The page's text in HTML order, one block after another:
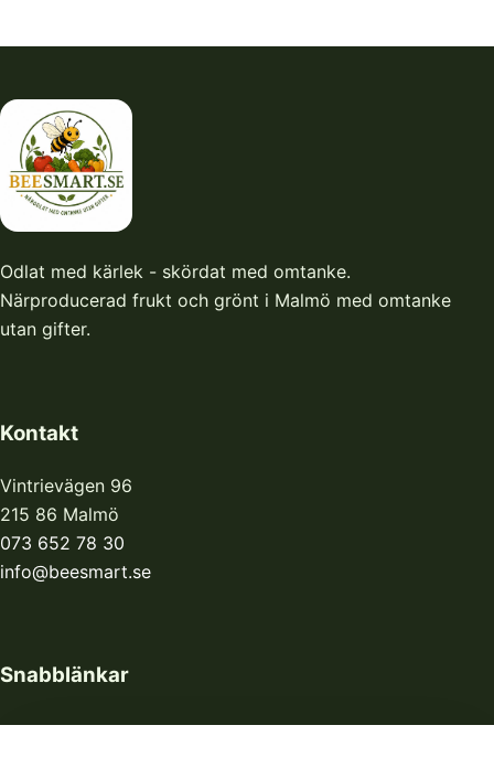
Odlat med kärlek - skördat med omtanke.
Närproducerad frukt och grönt i Malmö med omtanke
utan gifter.
Kontakt
Vintrievägen 96
215 86 Malmö
073 652 78 30
info@beesmart.se
Snabblänkar